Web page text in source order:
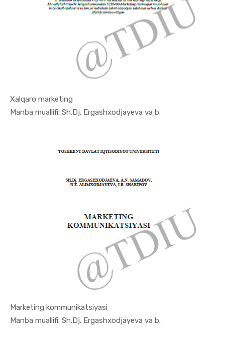
Xalqaro marketing
Manba muallifi: Sh.Dj. Ergashxodjayeva va b.
In Marketi...
Marketing kommunikatsiyasi
Manba muallifi: Sh.Dj. Ergashxodjayeva va b.
In Marketi...